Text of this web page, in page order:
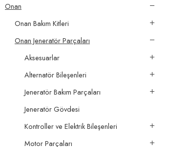
Onan
Onan Bakım Kitleri
Onan Jeneratör Parçaları
Aksesuarlar
Alternatör Bileşenleri
Jeneratör Bakım Parçaları
Jeneratör Gövdesi
Kontroller ve Elektrik Bileşenleri
Motor Parçaları